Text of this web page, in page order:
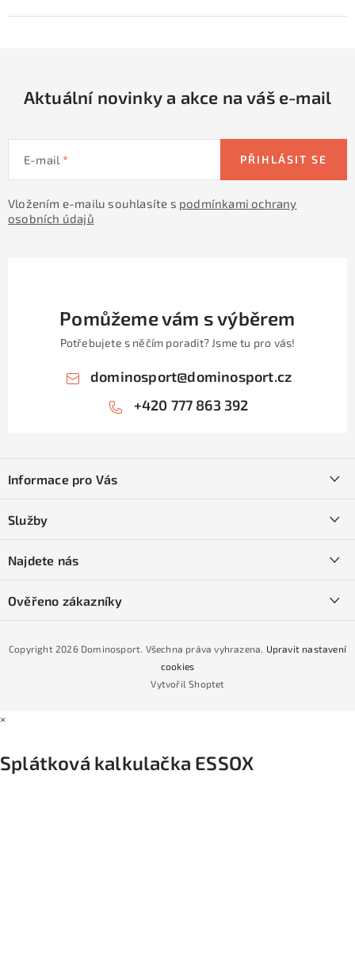
Aktuální novinky a akce na váš e-mail
E-mail
Vložením e-mailu souhlasíte s podmínkami ochrany
osobních údajů
PŘIHLÁSIT SE
Pomůžeme vám s výběrem
Potřebujete s něčím poradit? Jsme tu pro vás!
dominosport@dominosport.cz
+420 777 863 392
pInformace pro Vás
Obchodní podmínky
Podmínky GDPR
Podmínky nákupu na splátky ESSOX
Služby
Naše prodejna
Najdete nás
Ověřeno zákazníky
Vytvořil Shoptet
Copyright 2026 Dominosport. Všechna práva vyhrazena. Upravit nastavení
cookies
×
Splátková kalkulačka ESSOX